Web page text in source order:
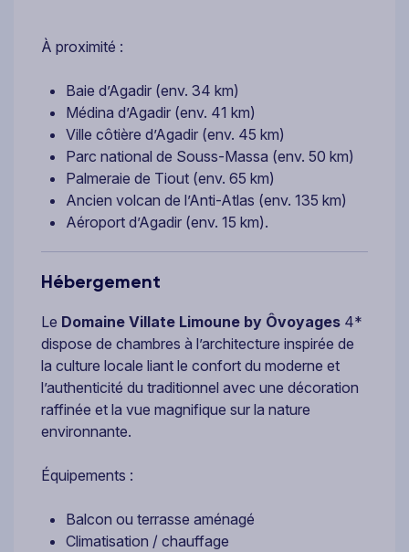
À proximité :
Baie d’Agadir (env. 34 km)
Médina d’Agadir (env. 41 km)
Ville côtière d’Agadir (env. 45 km)
Parc national de Souss-Massa (env. 50 km)
Palmeraie de Tiout (env. 65 km)
Ancien volcan de l’Anti-Atlas (env. 135 km)
Aéroport d’Agadir (env. 15 km).
Hébergement
Le Domaine Villate Limoune by Ôvoyages 4*
dispose de chambres à l’architecture inspirée de
la culture locale liant le confort du moderne et
l’authenticité du traditionnel avec une décoration
raffinée et la vue magnifique sur la nature
environnante.
Équipements :
Balcon ou terrasse aménagé
Climatisation / chauffage